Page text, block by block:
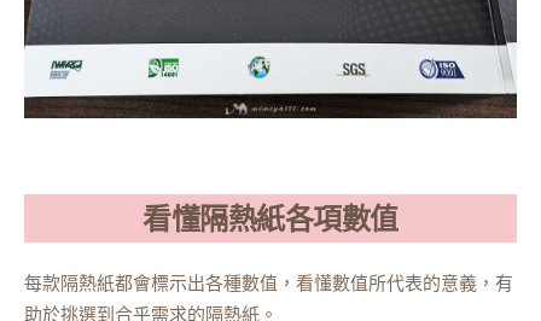
看懂隔熱紙各項數值
每款隔熱紙都會標示出各種數值，看懂數值所代表的意義，有
助於挑選到合乎需求的隔熱紙。